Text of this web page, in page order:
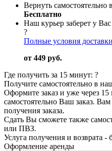
Вернуть самостоятельно
Бесплатно
Наш курьер заберет у Вас
?
Полные условия доставки
от 449 руб.
Где получить за 15 минут: ?
Получите самостоятельно в
Оформите заказ и уже через
самостоятельно Ваш заказ.
получения заказа.
Сдать Вы сможете также
или ПВЗ.
Услуга получения и возврата -
Оформление аренды